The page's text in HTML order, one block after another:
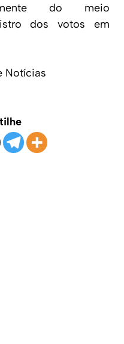
do meio
dos votos em
Notícias